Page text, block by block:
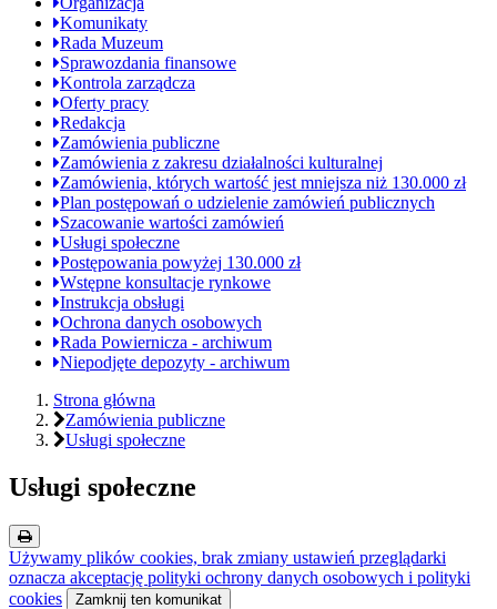
stron
Komunikaty
Rada Muzeum
Sprawozdania finansowe
Kontrola zarządcza
Oferty pracy
Redakcja
Zamówienia publiczne
Zamówienia z zakresu działalności kulturalnej
Zamówienia, których wartość jest mniejsza niż 130.000 zł
Plan postępowań o udzielenie zamówień publicznych
Szacowanie wartości zamówień
Usługi społeczne
Postępowania powyżej 130.000 zł
Wstępne konsultacje rynkowe
Instrukcja obsługi
Ochrona danych osobowych
Rada Powiernicza - archiwum
Niepodjęte depozyty - archiwum
Jesteś
tutaj:
Strona główna
Zamówienia publiczne
Usługi społeczne
Usługi społeczne
Używamy plików cookies, brak zmiany ustawień przeglądarki
oznacza akceptację polityki ochrony danych osobowych i polityki
cookies
Zamknij ten komunikat